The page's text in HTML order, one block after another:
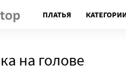
ПЛАТЬЯ
на голове